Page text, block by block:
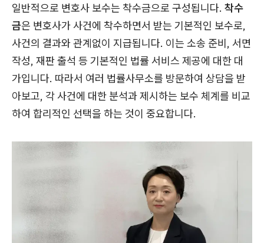
일반적으로 변호사 보수는 착수금으로 구성됩니다. 착수
금은 변호사가 사건에 착수하면서 받는 기본적인 보수로,
사건의 결과와 관계없이 지급됩니다. 이는 소송 준비, 서면
작성, 재판 출석 등 기본적인 법률 서비스 제공에 대한 대
가입니다. 따라서 여러 법률사무소를 방문하여 상담을 받
아보고, 각 사건에 대한 분석과 제시하는 보수 체계를 비교
하여 합리적인 선택을 하는 것이 중요합니다.